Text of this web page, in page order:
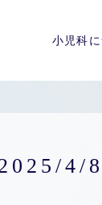
小児科
4/